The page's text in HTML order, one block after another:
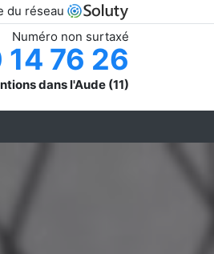
du réseau
Numéro non surtaxé
76 26
dans l'Aude (11)